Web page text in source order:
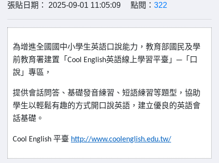
張貼日期： 2025-09-01 11:05:09 點閱： 322
為增進全國國中小學生英語口說能力，教育部國民及學
前教育署建置「Cool English英語線上學習平臺」─「口
說」專區，
提供會話問答、基礎發音練習、短語練習等題型，協助
學生以輕鬆有趣的方式開口說英語，建立優良的英語會
話基礎。
Cool English 平臺 http://www.coolenglish.edu.tw/